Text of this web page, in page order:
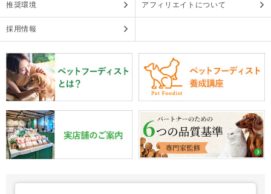
推奨環境 アフィリエイトについて
採用情報